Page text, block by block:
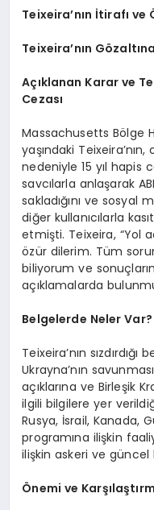
Teixeira’nın İtirafı ve
Teixeira’nın
Açıklanan Karar ve
Cezası
Massachusetts Bölge
yaşındaki
nedeniyle 15 yıl hapis
savcılarla anlaşarak
sakladığını ve sosyal
diğer kullanıcılarla
etmişti. Teixeira, “Yol
özür dilerim. Tüm
biliyorum ve
açıklamalarda
Belgelerde Neler Var?
Teixeira’nın
Ukrayna’nın
açıklarına ve Birleşik
ilgili bilgilere yer
Rusya, İsrail, Kanada,
programına ilişkin
ilişkin askeri ve güncel
Önemi ve